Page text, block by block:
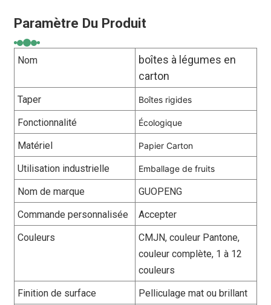
Paramètre Du Produit
Nom
boîtes à légumes en
carton
Taper Boîtes rigides
Fonctionnalité Écologique
Matériel Papier Carton
Utilisation industrielle Emballage de fruits
Nom de marque
GUOPENG
Commande personnalisée
Accepter
Couleurs
CMJN, couleur Pantone,
couleur complète, 1 à 12
couleurs
Finition de surface
Pelliculage mat ou brillant